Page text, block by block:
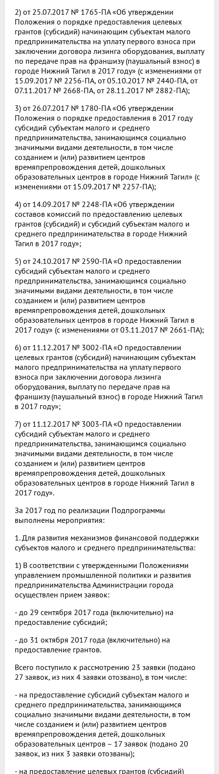
2) от 25.07.2017 № 1765-ПА «Об утверждении
Положения о порядке предоставления целевых
грантов (субсидий) начинающим субъектам малого
предпринимательства на уплату первого взноса при
заключении договора лизинга оборудования, выплату
по передаче прав на франшизу (паушальный взнос) в
городе Нижний Тагил в 2017 году» (с изменениями от
15.09.2017 № 2256-ПА, от 05.10.2017 № 2440-ПА, от
07.11.2017 № 2668-ПА, от 28.11.2017 № 2882-ПА);
3) от 26.07.2017 № 1780-ПА «Об утверждении
Положения о порядке предоставления в 2017 году
субсидий субъектам малого и среднего
предпринимательства, занимающимся социально
значимыми видами деятельности, в том числе
созданием и (или) развитием центров
времяпрепровождения детей, дошкольных
образовательных центров в городе Нижний Тагил» (с
изменениями от 15.09.2017 № 2257-ПА);
4) от 14.09.2017 № 2248-ПА «Об утверждении
составов комиссий по предоставлению целевых
грантов (субсидий) и субсидий субъектам малого и
среднего предпринимательства в городе Нижний
Тагил в 2017 году»;
5) от 24.10.2017 № 2590-ПА «О предоставлении
субсидий субъектам малого и среднего
предпринимательства, занимающимся социально
значимыми видами деятельности, в том числе
созданием и (или) развитием центров
времяпрепровождения детей, дошкольных
образовательных центров в городе Нижний Тагил в
2017 году» (с изменениями от 03.11.2017 № 2661-ПА);
6) от 11.12.2017 № 3002-ПА «О предоставлении
целевых грантов (субсидий) начинающим субъектам
малого предпринимательства на уплату первого
взноса при заключении договора лизинга
оборудования, выплату по передаче прав на
франшизу (паушальный взнос) в городе Нижний Тагил
в 2017 году»;
7) от 11.12.2017 № 3003-ПА «О предоставлении
субсидий субъектам малого и среднего
предпринимательства, занимающимся социально
значимыми видами деятельности, в том числе
созданием и (или) развитием центров
времяпрепровождения детей, дошкольных
образовательных центров в городе Нижний Тагил в
2017 году».
За 2017 год по реализации Подпрограммы
выполнены мероприятия:
1. Для развития механизмов финансовой поддержки
субъектов малого и среднего предпринимательства:
1) В соответствии с утвержденными Положениями
управлением промышленной политики и развития
предпринимательства Администрации города
осуществлен прием заявок:
- до 29 сентября 2017 года (включительно) на
предоставление субсидий;
- до 31 октября 2017 года (включительно) на
предоставление грантов.
Всего поступило к рассмотрению 23 заявки (подано
27 заявок, из них 4 заявки отозвано), в том числе:
- на предоставление субсидий субъектам малого и
среднего предпринимательства, занимающимся
социально значимыми видами деятельности, в том
числе созданием и (или) развитием центров
времяпрепровождения детей, дошкольных
образовательных центров – 17 заявок (подано 20
заявок, из них 3 заявки отозваны);
- на предоставление целевых грантов (субсидий)